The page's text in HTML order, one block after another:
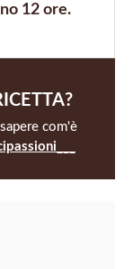
12 ore.
com'è